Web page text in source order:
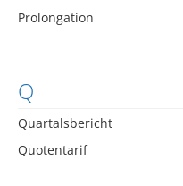
Prolongation
Q
Quartalsbericht
Quotentarif